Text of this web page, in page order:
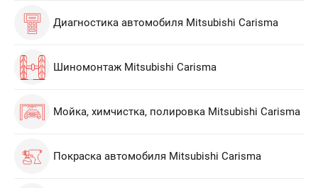
Диагностика автомобиля Mitsubishi Carisma
Шиномонтаж Mitsubishi Carisma
Мойка, химчистка, полировка Mitsubishi Carisma
Покраска автомобиля Mitsubishi Carisma